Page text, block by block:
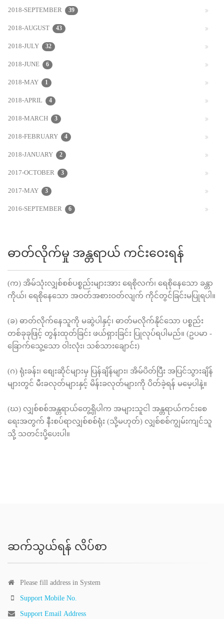
2018-SEPTEMBER 39
2018-AUGUST 43
2018-JULY 32
2018-JUNE 6
2018-MAY 1
2018-APRIL 4
2018-MARCH 3
2018-FEBRUARY 4
2018-JANUARY 2
2017-OCTOBER 3
2017-MAY 3
2016-SEPTEMBER 6
ဓာတ်လိုက်မှု အန္တရာယ် ကင်းဝေးရန်
(က) အိမ်သုံးလျှစ်စစ်ပစ္စည်းများအား ရေစိုလက်၊ ရေစိုနေသော ခန္တာ
ကိုယ်၊ ရေစိုနေသော အဝတ်အစားဝတ်လျက် ကိုင်တွင်ခြင်းမပြုရပါ။
(ခ) ဓာတ်လိုက်နေသူကို မဆွဲပါနှင့်၊ ဓာတ်မလိုက်နိုင်သော ပစ္စည်း
တစ်ခုခုဖြင့် တွန်းထုတ်ခြင်း ဖယ်ရှားခြင်း ပြုလုပ်ရပါမည်။ (ဥပမာ -
ခြောက်သွေ့သော ဝါးလုံး၊ သစ်သားချောင်း)
(ဂ) ရုံးခန်း၊ စျေးဆိုင်များမှ ပြန်ချိန်များ၊ အိမ်ပိတ်ပြီး အပြင်သွားချိန်
များတွင် မီးခလုတ်များနှင့် မိန်းခလုတ်များကို ပိတ်ခဲ့ရန် မမေ့ပါနဲ့။
(ဃ) လျှစ်စစ်အန္တရာယ်တွေ့ရှိပါက အများသူငါ အန္တရာယ်ကင်းစေ
ရေးအတွက် နီးစပ်ရာလျှစ်စစ်ရုံး (သို့မဟုတ်) လျှစ်စစ်ကျွမ်းကျင်သူ
သို့ သတင်းပို့ပေးပါ။
ဆက်သွယ်ရန် လိပ်စာ
Please fill address in System
Support Mobile No.
Support Email Address